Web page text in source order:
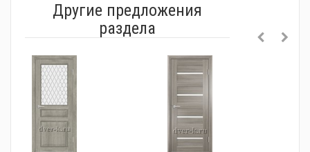
Другие предложения
раздела